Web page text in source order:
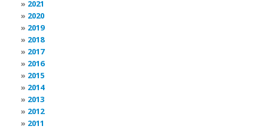
2021
2020
2019
2018
2017
2016
2015
2014
2013
2012
2011